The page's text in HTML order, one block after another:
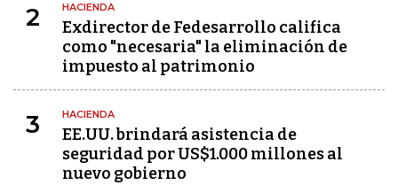
2 HACIENDA
Exdirector de Fedesarrollo califica
como "necesaria" la eliminación de
impuesto al patrimonio
3 HACIENDA
EE.UU. brindará asistencia de
seguridad por US$1.000 millones al
nuevo gobierno